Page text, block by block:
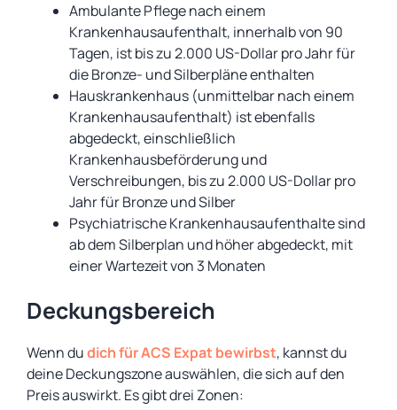
Ambulante Pflege nach einem
Krankenhausaufenthalt, innerhalb von 90
Tagen, ist bis zu 2.000 US-Dollar pro Jahr für
die Bronze- und Silberpläne enthalten
Hauskrankenhaus (unmittelbar nach einem
Krankenhausaufenthalt) ist ebenfalls
abgedeckt, einschließlich
Krankenhausbeförderung und
Verschreibungen, bis zu 2.000 US-Dollar pro
Jahr für Bronze und Silber
Psychiatrische Krankenhausaufenthalte sind
ab dem Silberplan und höher abgedeckt, mit
einer Wartezeit von 3 Monaten
Deckungsbereich
Wenn dudich für ACS Expat bewirbst, kannst du
deine Deckungszone auswählen, die sich auf den
Preis auswirkt. Es gibt drei Zonen: